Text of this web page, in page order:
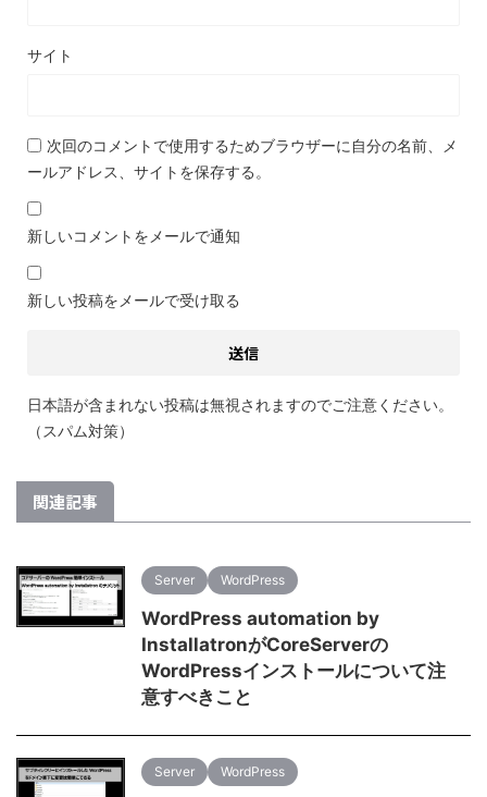
サイト
次回のコメントで使用するためブラウザーに自分の名前、メ
ールアドレス、サイトを保存する。
新しいコメントをメールで通知
新しい投稿をメールで受け取る
日本語が含まれない投稿は無視されますのでご注意ください。
（スパム対策）
関連記事
Server WordPress
WordPress automation by
InstallatronがCoreServerの
WordPressインストールについて注
意すべきこと
Server WordPress